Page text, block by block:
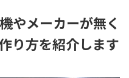
やメーカーが無く
り方を紹介します